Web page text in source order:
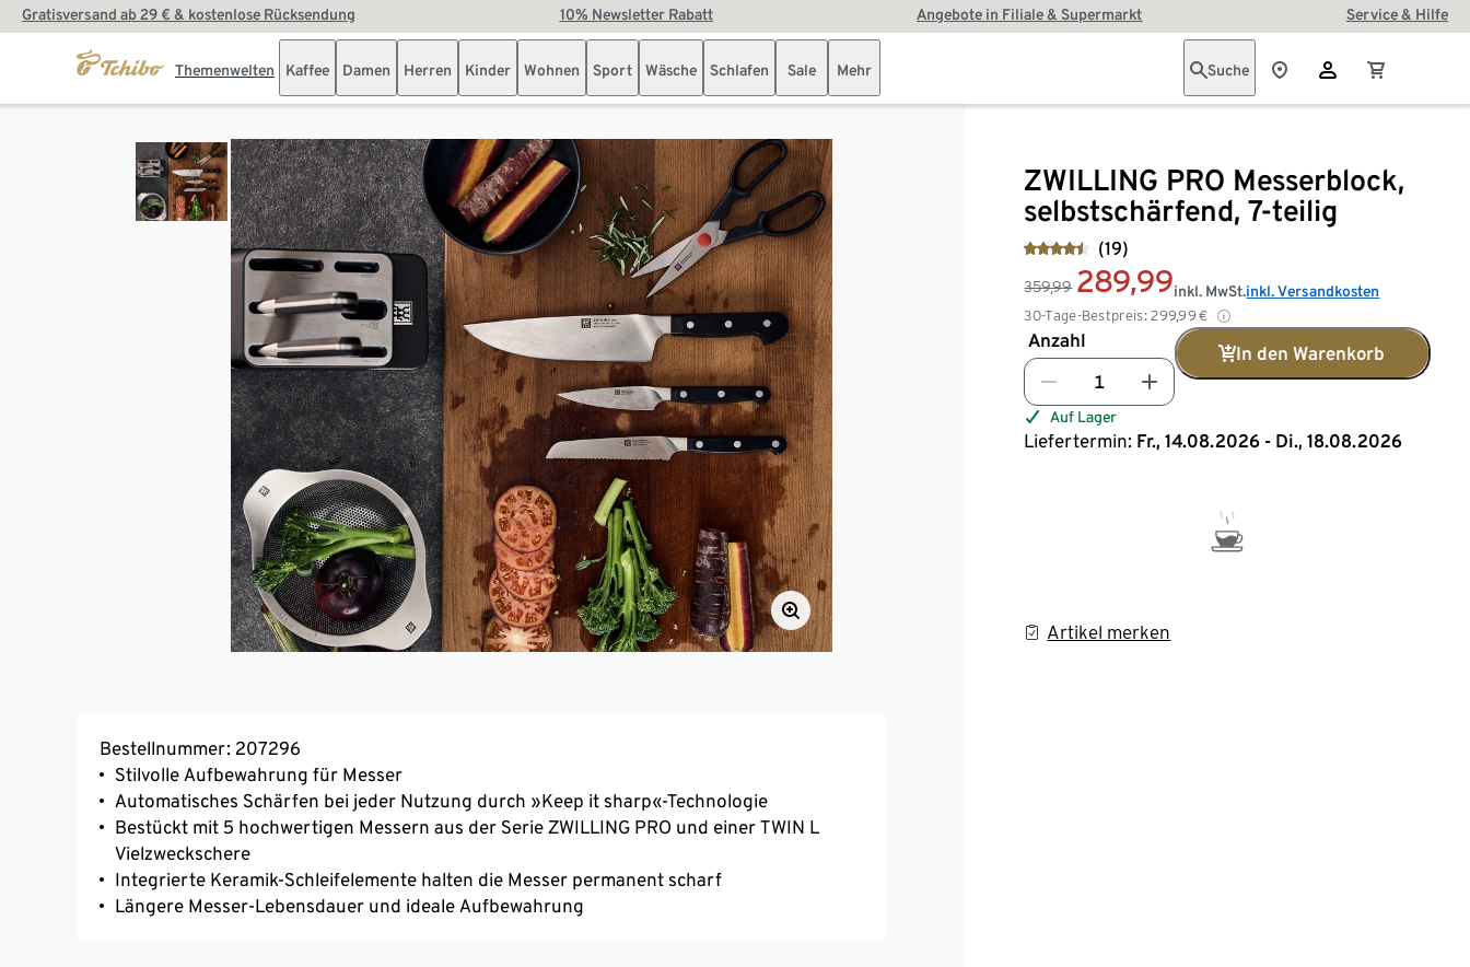
Gratisversand ab 29 € & kostenlose Rücksendung 10% Newsletter Rabatt Angebote in Filiale & Supermarkt Service & Hilfe
Themenwelten Kaffee Damen Herren Kinder Wohnen Sport Wäsche Schlafen Sale Mehr Suche
ZWILLING PRO Messerblock,
selbstschärfend, 7-teilig
(19)
359,99 289,99
30-Tage-Bestpreis: 299,99€
inkl. MwSt.inkl. Versandkosten
Anzahl
In den Warenkorb
Auf Lager
Liefertermin: Fr., 14.08.2026 - Di., 18.08.2026
Artikel merken
Bestellnummer: 207296
Stilvolle Aufbewahrung für Messer
Automatisches Schärfen bei jeder Nutzung durch »Keep it sharp«-Technologie
Bestückt mit 5 hochwertigen Messern aus der Serie ZWILLING PRO und einer TWIN L
Vielzweckschere
Integrierte Keramik-Schleifelemente halten die Messer permanent scharf
Längere Messer-Lebensdauer und ideale Aufbewahrung